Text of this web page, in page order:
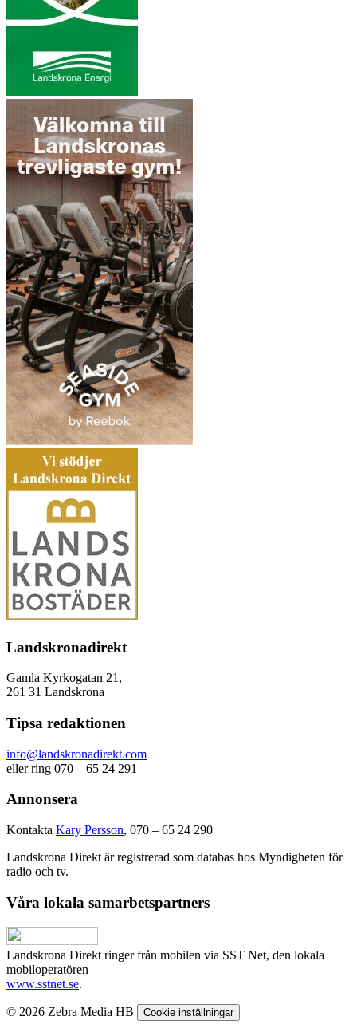
Landskronadirekt
Gamla Kyrkogatan 21,
261 31 Landskrona
Tipsa redaktionen
info@landskronadirekt.com
eller ring 070 – 65 24 291
Annonsera
Kontakta Kary Persson, 070 – 65 24 290
Landskrona Direkt är registrerad som databas hos Myndigheten för
radio och tv.
Våra lokala samarbetspartners
Landskrona Direkt ringer från mobilen via SST Net, den lokala
mobiloperatören
www.sstnet.se.
© 2026 Zebra Media HB Cookie inställningar